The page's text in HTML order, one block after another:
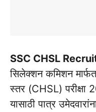
SSC CHSL
सिलेक्शन कमिशन
स्तर (CHSL) परीक्षा
यासाठी पात्र